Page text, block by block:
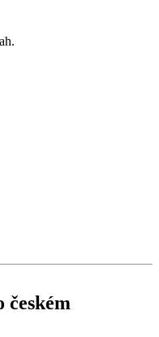
českém